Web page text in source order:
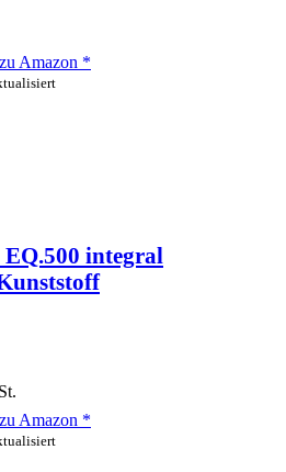
Amazon *
EQ.500 integral
Amazon *